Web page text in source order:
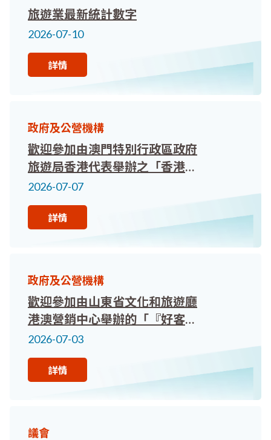
旅遊業最新統計數字
2026-07-10
詳情
政府及公營機構
歡迎參加由澳門特別行政區政府
旅遊局香港代表舉辦之「香港及
澳門旅遊業界交流會」
2026-07-07
詳情
政府及公營機構
歡迎參加由山東省文化和旅遊廳
港澳營銷中心舉辦的「『好客山
東．月月精彩』山東全年節慶活
動專題說明會」
2026-07-03
詳情
議會